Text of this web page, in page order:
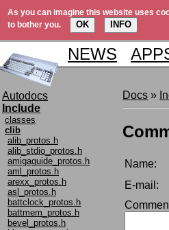
As you can imagine this website uses
to bother you.
OK INFO
NEWS
Autodocs
Include
classes
clib
alib_protos.h
alib_stdio_protos.h
amigaguide_protos.h
aml_protos.h
arexx_protos.h
asl_protos.h
battclock_protos.h
battmem_protos.h
bevel_protos.h
Docs »
Name:
E-mail: